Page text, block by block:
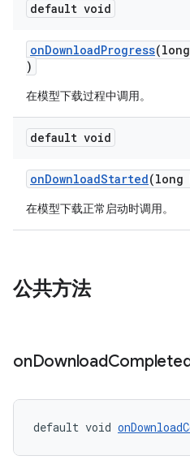
default void
onDownloadProgress
)
在模型下载过程中调用。
default void
onDownloadStarted(long
在模型下载正常启动时调用。
公共方法
onDownload
default void